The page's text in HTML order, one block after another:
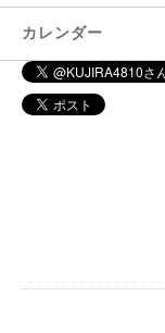
カレンダー